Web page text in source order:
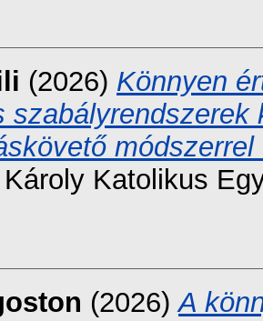
(2026) Könnyen
Katolikus
(2026)A